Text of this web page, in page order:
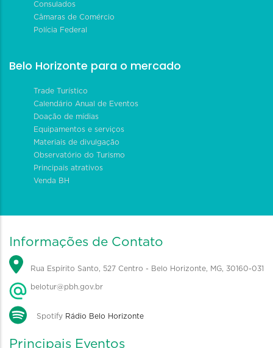
Consulados
Câmaras de Comércio
Polícia Federal
Belo Horizonte para o mercado
Trade Turístico
Calendário Anual de Eventos
Doação de mídias
Equipamentos e serviços
Materiais de divulgação
Observatório do Turismo
Principais atrativos
Venda BH
Informações de Contato
Rua Espírito Santo, 527 Centro - Belo Horizonte, MG, 30160-031
belotur@pbh.gov.br
Spotify Rádio Belo Horizonte
Principais Eventos